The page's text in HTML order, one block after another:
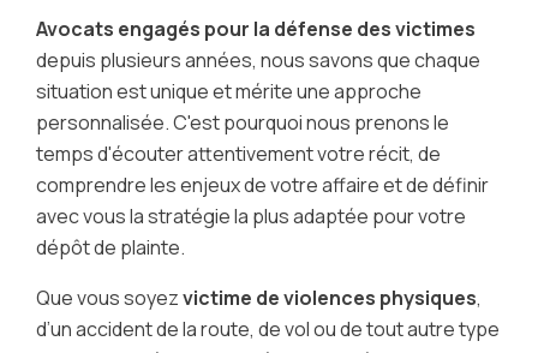
Avocats engagés pour la défense des victimes
depuis plusieurs années, nous savons que chaque
situation est unique et mérite une approche
personnalisée. C'est pourquoi nous prenons le
temps d'écouter attentivement votre récit, de
comprendre les enjeux de votre affaire et de définir
avec vous la stratégie la plus adaptée pour votre
dépôt de plainte.
Que vous soyezvictime de violences physiques,
d’un accident de la route, de vol ou de tout autre type